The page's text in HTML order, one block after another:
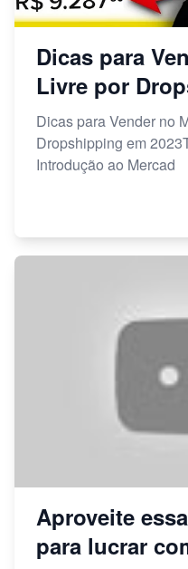
Dicas para
Livre por
Dicas para Vender no
Dropshipping em
Introdução ao Mercad
Aproveite
para lucrar